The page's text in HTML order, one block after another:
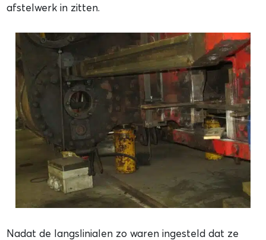
afstelwerk in zitten.
Nadat de langslinialen zo waren ingesteld dat ze